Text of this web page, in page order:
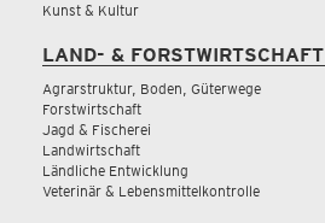
Kunst & Kultur
LAND- & FORSTWIRTSCHAFT
Agrarstruktur, Boden, Güterwege
Forstwirtschaft
Jagd & Fischerei
Landwirtschaft
Ländliche Entwicklung
Veterinär & Lebensmittelkontrolle